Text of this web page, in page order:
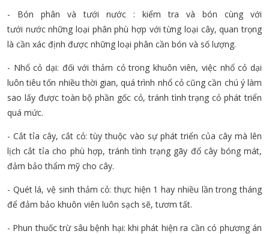
- Bón phân và tưới nước : kiểm tra và bón cùng với
tưới nước những loại phân phù hợp với từng loại cây, quan trọng
là cần xác định được những loại phân cần bón và số lượng.
- Nhổ cỏ dại: đối với thảm cỏ trong khuôn viên, việc nhổ cỏ dại
luôn tiêu tốn nhiều thời gian, quá trình nhổ cỏ cũng cần chú ý làm
sao lấy được toàn bộ phần gốc cỏ, tránh tình trạng cỏ phát triển
quá mức.
- Cắt tỉa cây, cắt cỏ: tùy thuộc vào sự phát triển của cây mà lên
lịch cắt tỉa cho phù hợp, tránh tình trạng gãy đổ cây bóng mát,
đảm bảo thẩm mỹ cho cây.
- Quét lá, vệ sinh thảm cỏ: thực hiện 1 hay nhiều lần trong tháng
để đảm bảo khuôn viên luôn sạch sẽ, tươm tất.
- Phun thuốc trừ sâu bệnh hại: khi phát hiện ra cần có phương án